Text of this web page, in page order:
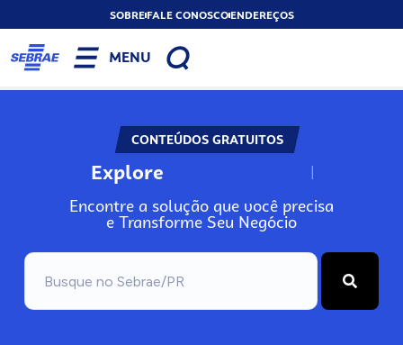
SOBREFALE CONOSCOENDEREÇOS
MENU
CONTEÚDOS GRATUITOS
Explore N
Encontre a solução que você precisa
e Transforme Seu Negócio